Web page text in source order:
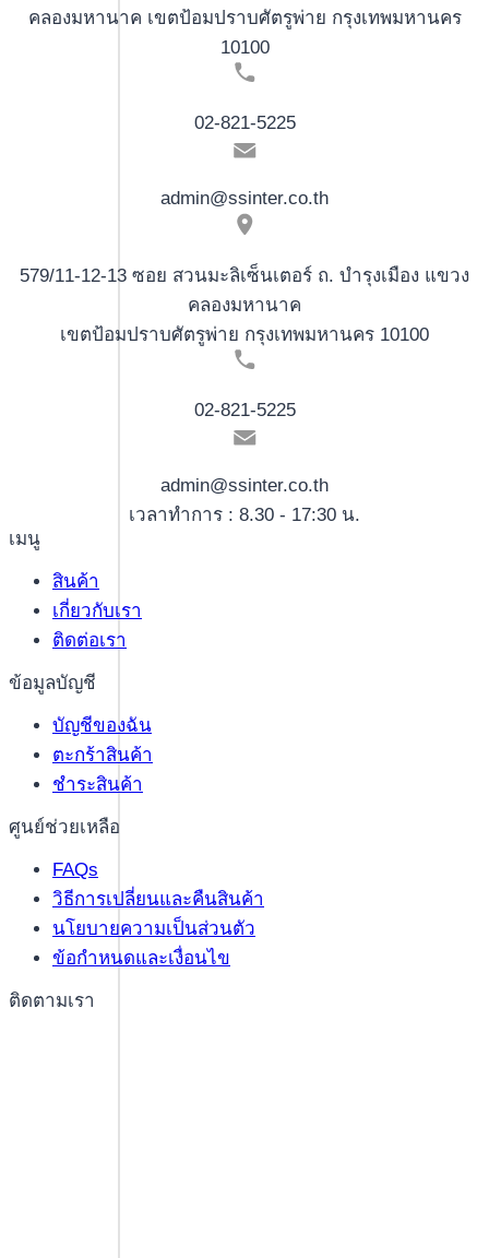
คลองมหานาค เขตป้อมปราบศัตรูพ่าย กรุงเทพมหานคร
10100
02-821-5225
admin@ssinter.co.th
579/11-12-13 ซอย สวนมะลิเซ็นเตอร์ ถ. บำรุงเมือง แขวง
คลองมหานาค
เขตป้อมปราบศัตรูพ่าย กรุงเทพมหานคร 10100
02-821-5225
admin@ssinter.co.th
เวลาทำการ : 8.30 - 17:30 น.
เมนู
สินค้า
เกี่ยวกับเรา
ติดต่อเรา
ข้อมูลบัญชี
บัญชีของฉัน
ตะกร้าสินค้า
ชำระสินค้า
ศูนย์ช่วยเหลือ
FAQs
วิธีการเปลี่ยนและคืนสินค้า
นโยบายความเป็นส่วนตัว
ข้อกำหนดและเงื่อนไข
ติดตามเรา